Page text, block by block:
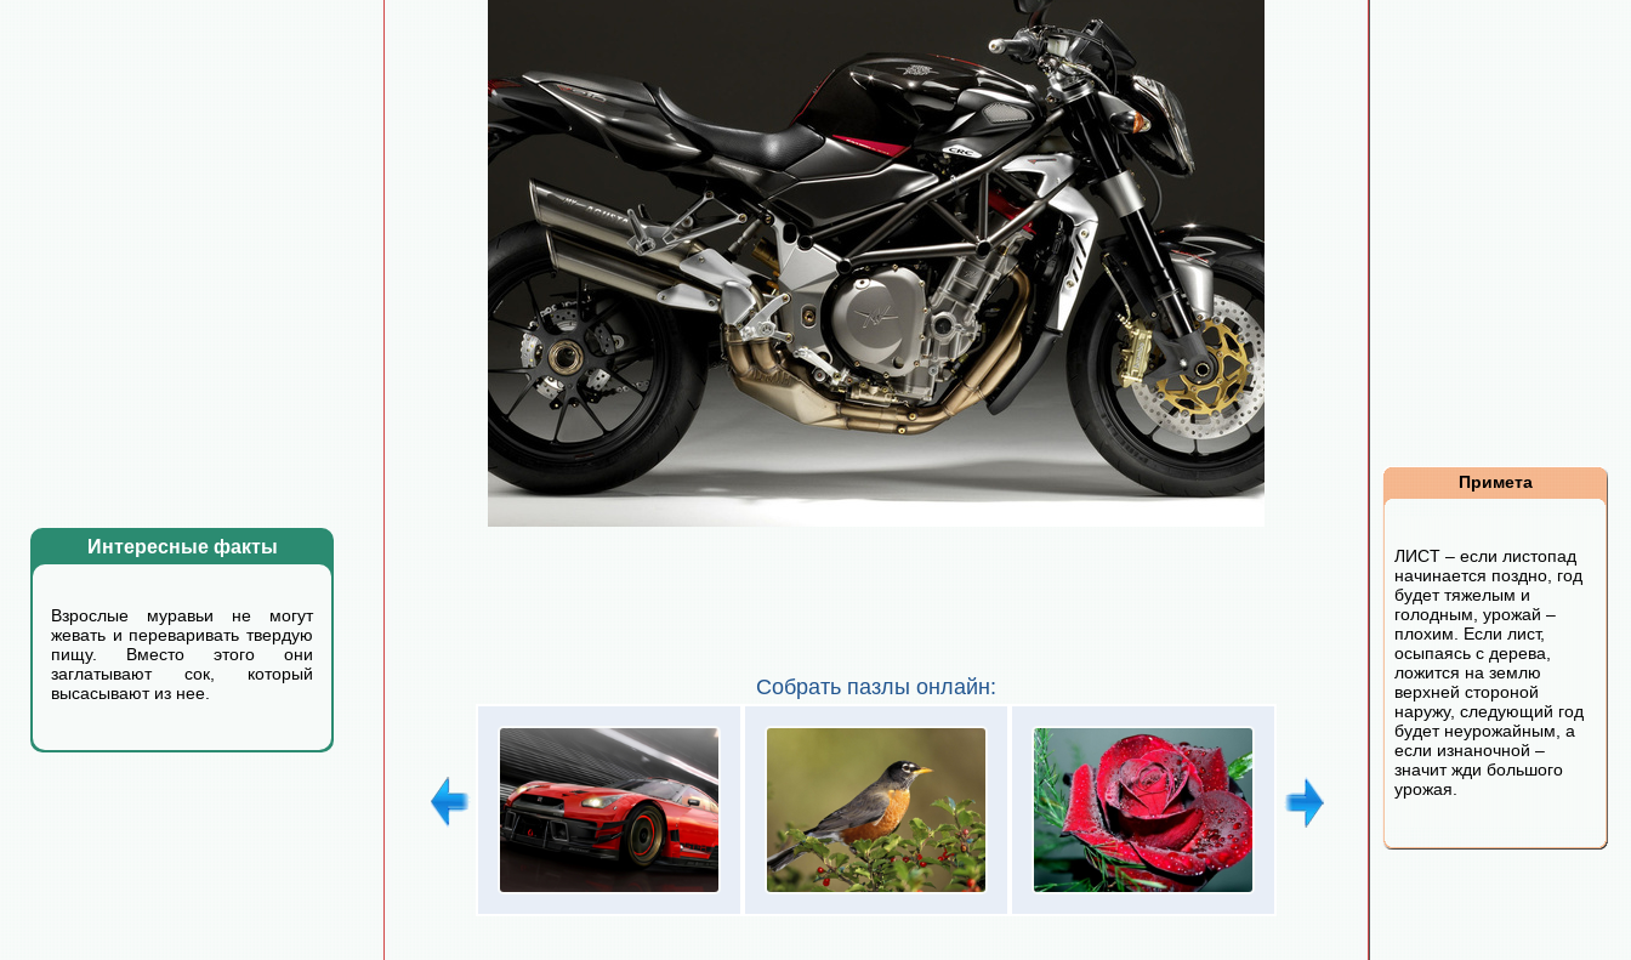
Интересные факты
Взрослые муравьи не могут
жевать и переваривать твердую
пищу. Вместо этого они
заглатывают сок, который
высасывают из нее.
Собрать пазлы онлайн:
Примета
ЛИСТ – если листопад
начинается поздно, год
будет тяжелым и
голодным, урожай –
плохим. Если лист,
осыпаясь с дерева,
ложится на землю
верхней стороной
наружу, следующий год
будет неурожайным, а
если изнаночной –
значит жди большого
урожая.